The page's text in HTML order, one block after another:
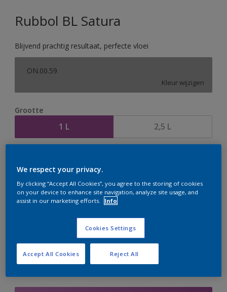
Rubbol BL Satura
Blijvend prachtig resultaat, perfecte vloei
ON.00.59
Kleur wijzigen
Grootte
1 L 2,5 L
er hard aan om de voorraad aan te vullen.
We respect your privacy.
By clicking “Accept All Cookies”, you agree to the storing of cookies
on your device to enhance site navigation, analyze site usage, and
assist in our marketing efforts.
Info
Cookies Settings
Reject All
Accept All Cookies